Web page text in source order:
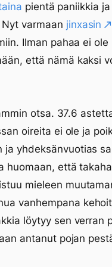
pientä paniikkia ja
varmaan jinxasin
Ilman pahaa ei ole
että nämä kaksi
otsa. 37.6
oireita ei ole ja
ja yhdeksänvuotias
huomaan, että
mieleen
vanhempana
löytyy sen verran
antanut pojan